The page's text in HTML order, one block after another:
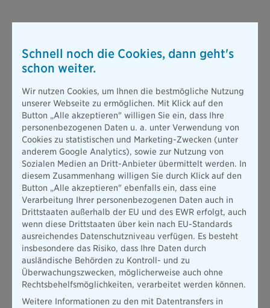
Schnell noch die Cookies, dann geht's
schon weiter.
Wir nutzen Cookies, um Ihnen die bestmögliche Nutzung
unserer Webseite zu ermöglichen. Mit Klick auf den
Button „Alle akzeptieren" willigen Sie ein, dass Ihre
personenbezogenen Daten u. a. unter Verwendung von
Cookies zu statistischen und Marketing-Zwecken (unter
anderem Google Analytics), sowie zur Nutzung von
Sozialen Medien an Dritt-Anbieter übermittelt werden. In
diesem Zusammenhang willigen Sie durch Klick auf den
Button „Alle akzeptieren" ebenfalls ein, dass eine
Verarbeitung Ihrer personenbezogenen Daten auch in
Drittstaaten außerhalb der EU und des EWR erfolgt, auch
wenn diese Drittstaaten über kein nach EU-Standards
ausreichendes Datenschutzniveau verfügen. Es besteht
insbesondere das Risiko, dass Ihre Daten durch
ausländische Behörden zu Kontroll- und zu
Überwachungszwecken, möglicherweise auch ohne
Rechtsbehelfsmöglichkeiten, verarbeitet werden können.
Weitere Informationen zu den mit Datentransfers in